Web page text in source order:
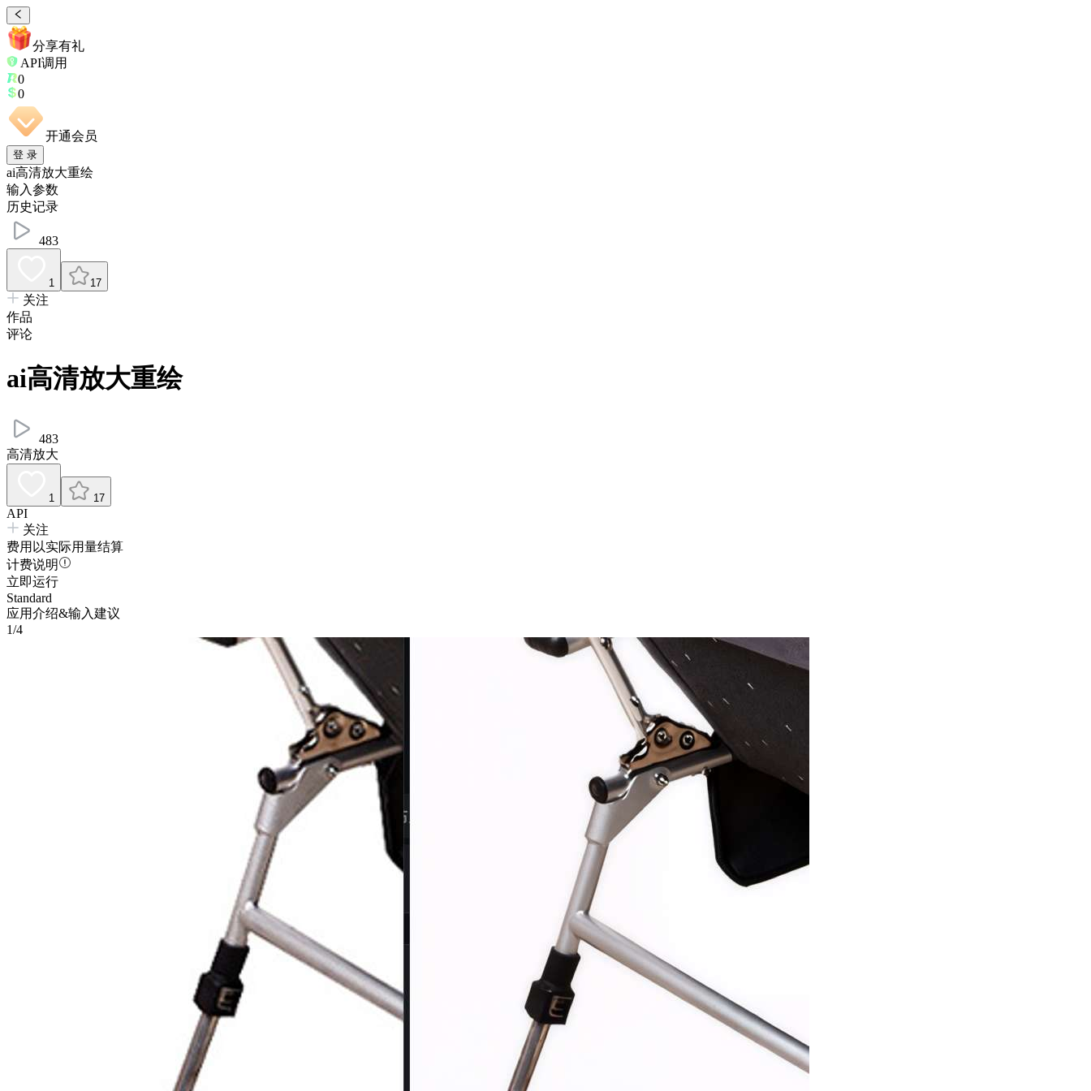
分享有礼
API调用
0
0
开通会员
登 录
ai高清放大重绘
输入参数
历史记录
483
1 17
关注
作品
评论
ai高清放大重绘
483
高清放大
1 17
API
关注
费用以实际用量结算
计费说明
立即运行
Standard
应用介绍&输入建议
1/4